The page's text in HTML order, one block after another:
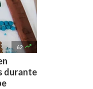
62 
durante